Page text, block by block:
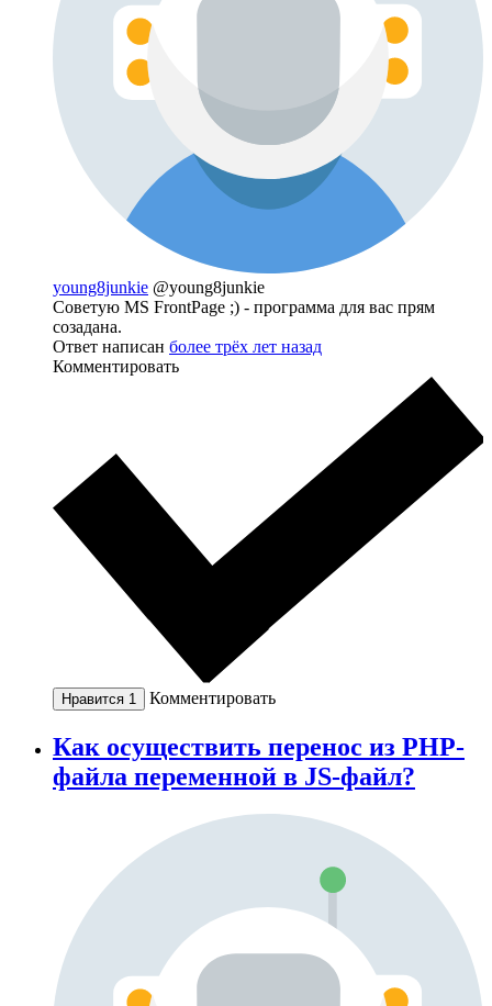
young8junkie @young8junkie
Советую MS FrontPage ;) - программа для вас прям
созадана.
Ответ написан более трёх лет назад
Комментировать
Нравится 1 Комментировать
Как осуществить перенос из PHP-
файла переменной в JS-файл?